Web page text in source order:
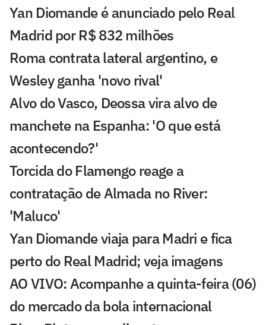
Yan Diomande é anunciado pelo Real
Madrid por R$ 832 milhões
Roma contrata lateral argentino, e
Wesley ganha 'novo rival'
Alvo do Vasco, Deossa vira alvo de
manchete na Espanha: 'O que está
acontecendo?'
Torcida do Flamengo reage a
contratação de Almada no River:
'Maluco'
Yan Diomande viaja para Madri e fica
perto do Real Madrid; veja imagens
AO VIVO: Acompanhe a quinta-feira (06)
do mercado da bola internacional